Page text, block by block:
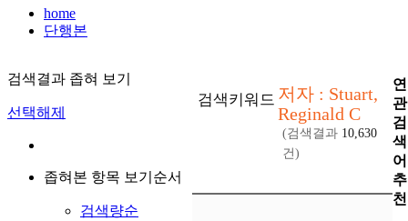
home
단행본
검색결과 좁혀 보기
선택해제
좁혀본 항목 보기순서
검색량순
검색키워드 저자 : Stuart,
Reginald C
(검색결과 10,630
건)
연
관
검
색
어
추
천